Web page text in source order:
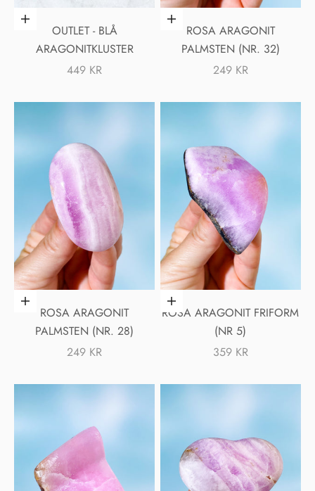
Lägg i varukorgen
OUTLET - BLÅ
ARAGONITKLUSTER
REA-PRIS
449 KR
Lägg i varukorgen
ROSA ARAGONIT
PALMSTEN (NR. 32)
REA-PRIS
249 KR
Lägg i varukorgen
ROSA ARAGONIT
PALMSTEN (NR. 28)
REA-PRIS
249 KR
Lägg i varukorgen
ROSA ARAGONIT FRIFORM
(NR 5)
REA-PRIS
359 KR